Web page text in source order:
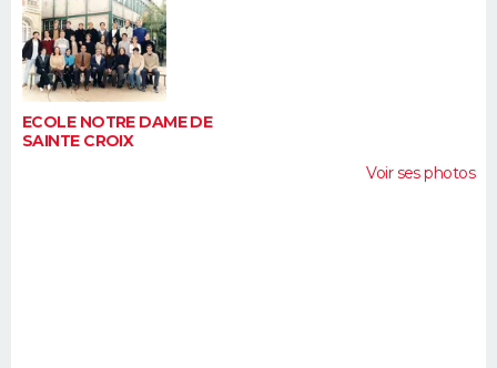
FORUM
Bricolage
Lifestyle
Culture
Sport
Auto
Television
Voyage
Cinema
ECOLE NOTRE DAME DE
SAINTE CROIX
Voir ses photos